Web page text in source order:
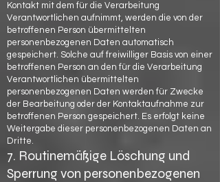
Kontakt mit dem für die Verarbeitung
Verantwortlichen aufnimmt, werden die von der
betroffenen Person übermittelten
personenbezogenen Daten automatisch
gespeichert. Solche auf freiwilliger Basis von einer
betroffenen Person an den für die Verarbeitung
Verantwortlichen übermittelten
personenbezogenen Daten werden für Zwecke
der Bearbeitung oder der Kontaktaufnahme zur
betroffenen Person gespeichert. Es erfolgt keine
Weitergabe dieser personenbezogenen Daten an
Dritte.
7. Routinemäßige Löschung und
Sperrung von personenbezogenen